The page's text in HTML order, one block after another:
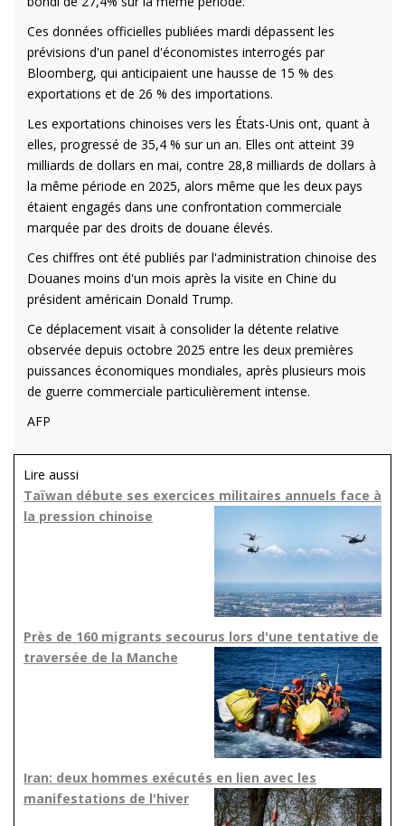
Ces données officielles publiées mardi dépassent les
prévisions d'un panel d'économistes interrogés par
Bloomberg, qui anticipaient une hausse de 15 % des
exportations et de 26 % des importations.
Les exportations chinoises vers les États-Unis ont, quant à
elles, progressé de 35,4 % sur un an. Elles ont atteint 39
milliards de dollars en mai, contre 28,8 milliards de dollars à
la même période en 2025, alors même que les deux pays
étaient engagés dans une confrontation commerciale
marquée par des droits de douane élevés.
Ces chiffres ont été publiés par l'administration chinoise des
Douanes moins d'un mois après la visite en Chine du
président américain Donald Trump.
Ce déplacement visait à consolider la détente relative
observée depuis octobre 2025 entre les deux premières
puissances économiques mondiales, après plusieurs mois
de guerre commerciale particulièrement intense.
AFP
Lire aussi
Taïwan débute ses exercices militaires annuels face à
la pression chinoise
Près de 160 migrants secourus lors d'une tentative de
traversée de la Manche
Iran: deux hommes exécutés en lien avec les
manifestations de l'hiver